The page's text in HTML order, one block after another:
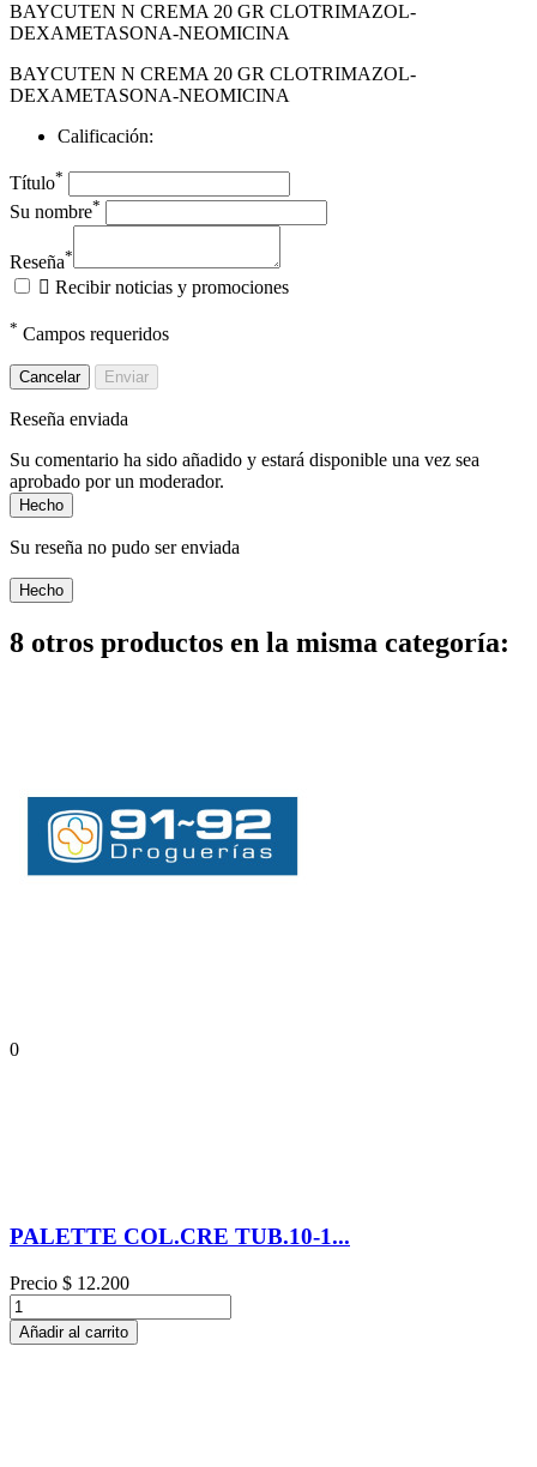
BAYCUTEN N CREMA 20 GR CLOTRIMAZOL-
DEXAMETASONA-NEOMICINA
BAYCUTEN N CREMA 20 GR CLOTRIMAZOL-
DEXAMETASONA-NEOMICINA
Calificación:
Título*
Su nombre*
Reseña*
 Recibir noticias y promociones
* Campos requeridos
Cancelar Enviar
Reseña enviada
Su comentario ha sido añadido y estará disponible una vez sea
aprobado por un moderador.
Hecho
Su reseña no pudo ser enviada
Hecho
8 otros productos en la misma categoría:
0
PALETTE COL.CRE TUB.10-1...
Precio $ 12.200
Añadir al carrito